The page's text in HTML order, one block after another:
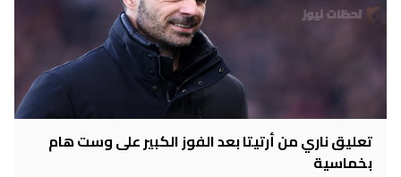
تعليق ناري من أرتيتا بعد الفوز الكبير على وست هام
بخماسية